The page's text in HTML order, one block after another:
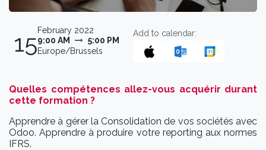
15February 2022
9:00 AM
5:00 PM
Europe/Brussels
Add to calendar:
Quelles compétences allez-vous acquérir durant
cette formation ?
Apprendre à gérer la Consolidation de vos sociétés avec
Odoo. Apprendre à produire votre reporting aux normes
IFRS.